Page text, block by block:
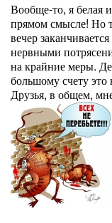
Вообще-то, я белая
прямом смысле! Но
вечер
нервными
на крайние меры.
большому счету это
Друзья, в общем,